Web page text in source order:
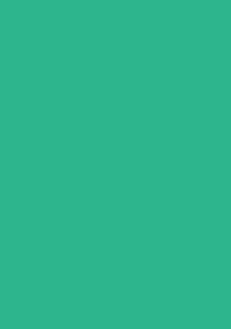
BERAGAMA